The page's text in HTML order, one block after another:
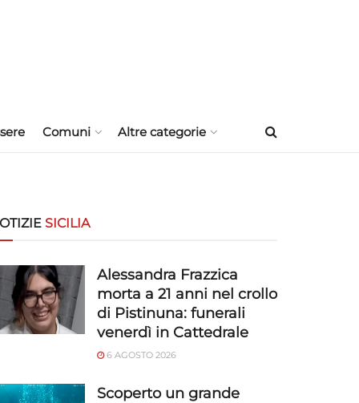
Comuni Altre categorie
SICILIA
Alessandra Frazzica
morta a 21 anni nel crollo
di Pistinuna: funerali
venerdì in Cattedrale
6 AGOSTO 2026
Scoperto un grande